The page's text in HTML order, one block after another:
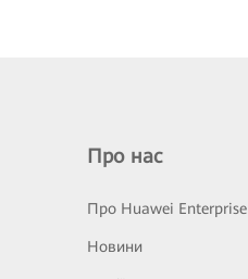
Про нас
Про Huawei Enterprise
Новини